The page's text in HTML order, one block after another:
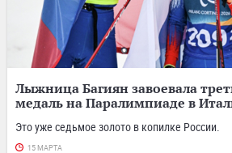
Лыжница Багиян завоевала
медаль на Паралимпиаде в
Это уже седьмое золото в копилке России.
15 МАРТА